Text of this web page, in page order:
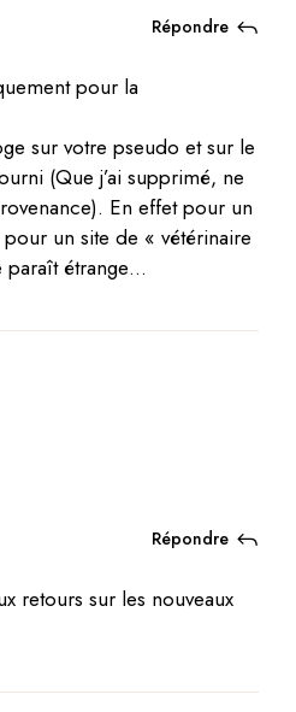
pour la
sur votre pseudo et sur le
(Que j’ai supprimé, ne
En effet pour un
un site de « vétérinaire
paraît étrange…
Répondre
retours sur les nouveaux
Répondre